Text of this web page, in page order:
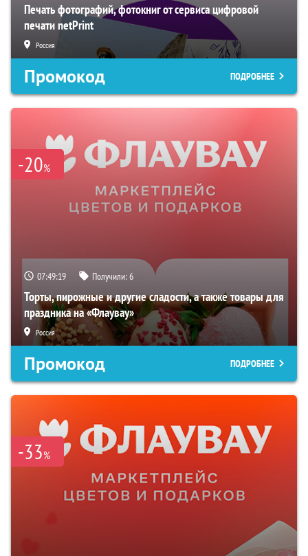
Печать фотографий, фотокниг от сервиса цифровой
печати netPrint
Россия
Промокод ПОДРОБНЕЕ
-20%
07:49:18 Получили:6
Торты, пирожные и другие сладости, а также товары для
праздника на «Флаувау»
Россия
Промокод ПОДРОБНЕЕ
-33%